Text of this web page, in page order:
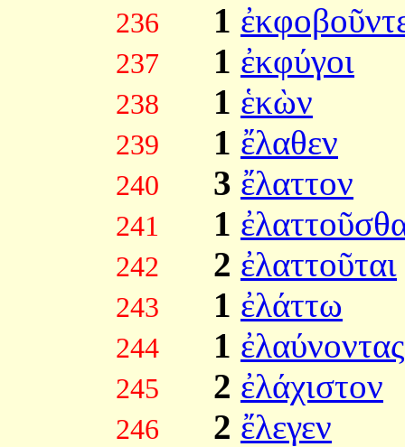
236 1
237 1 ἐκφύγοι
238 1 ἑκὼν
239 1 ἔλαθεν
240 3 ἔλαττον
241 1
242 2 ἐλαττοῦται
243 1 ἐλάττω
244 1 ἐλαύνοντας
245 2 ἐλάχιστον
246 2 ἔλεγεν